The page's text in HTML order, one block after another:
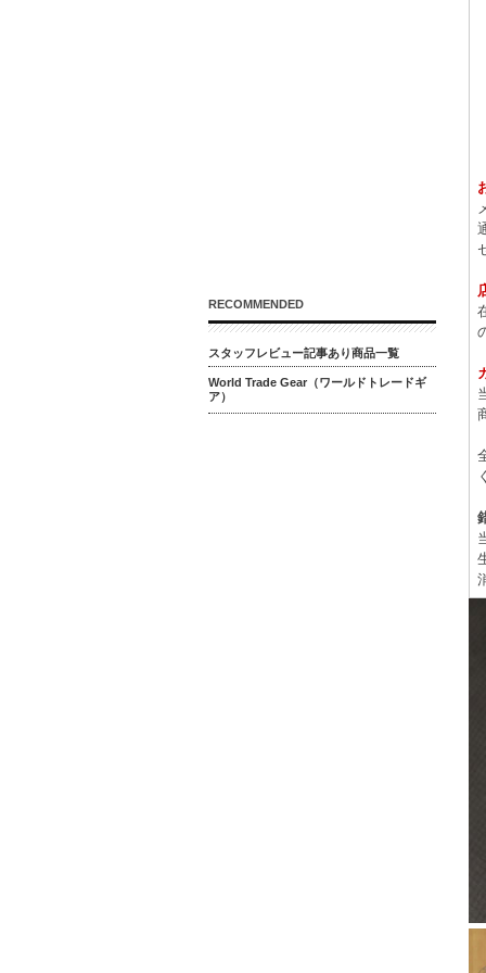
RECOMMENDED
スタッフレビュー記事あり商品一覧
World Trade Gear（ワールドトレードギ
ア）